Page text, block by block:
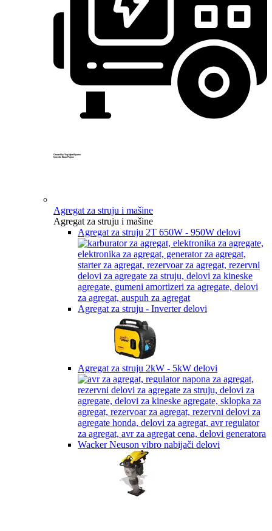
Created by Yogi Aprelliyanto
from the Noun Project
Agregat za struju i mašine
Agregat za struju i mašine
Agregat za struju 2T 650W - 950W delovi
Agregat za struju - Inverter delovi
Agregat za struju 2kW - 5kW delovi
Wacker Neuson vibro nabijači delovi